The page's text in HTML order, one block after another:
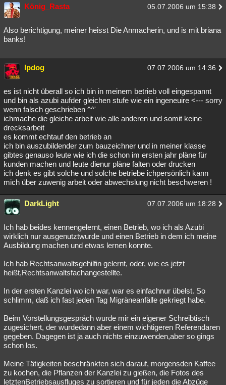
König_Rasta 05.07.2006 um 15:38
Also berichtigung, meiner heisst Die Anmacherin, und is mit briana
banks!
lpdog 07.07.2006 um 14:36
es ist nicht überall so ich bin in meinem betrieb voll eingespannt
und bin als azubi aufder gleichen stufe wie ein ingeneuire <--- sorry
wenn falsch geschrieben ^^'
ichmache die gleiche arbeit wie alle anderen und somit keine
drecksarbeit
es kommt echtauf den betrieb an
ich bin auszubildender zum bauzeichner und in meiner klasse
gibtes genauso leute wie ich die schon im ersten jahr pläne für
kunden machen und leute dienur pläne falten oder drucken
ich denk es gibt solche und solche betriebe ichpersönlich kann
mich über zuwenig arbeit oder abwechslung nicht beschweren !
DarkLight 07.07.2006 um 18:28
Ich hab beides kennengelernt, einen Betrieb, wo ich als Azubi
wirklich nur ausgenutztwurde und einen Betrieb in dem ich meine
Ausbildung machen und etwas lernen konnte.
Ich hab Rechtsanwaltsgehilfin gelernt, oder, wie es jetzt
heißt,Rechtsanwaltsfachangestellte.
In der ersten Kanzlei wo ich war, war es einfachnur übelst. So
schlimm, daß ich fast jeden Tag Migräneanfälle gekriegt habe.
Beim Vorstellungsgespräch wurde mir ein eigener Schreibtisch
zugesichert, der wurdedann aber einem wichtigeren Referendaren
gegeben. Dagegen ist ja auch nichts einzuwenden,aber so gings
schon los.
Meine Tätigkeiten beschränkten sich darauf, morgensden Kaffee
zu kochen, die Pflanzen der Kanzlei zu gießen, die Fotos des
letztenBetriebsausfluges zu sortieren und für jeden die Abzüge